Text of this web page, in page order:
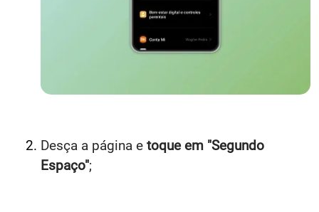
Desça a página e toque em "Segundo
Espaço";